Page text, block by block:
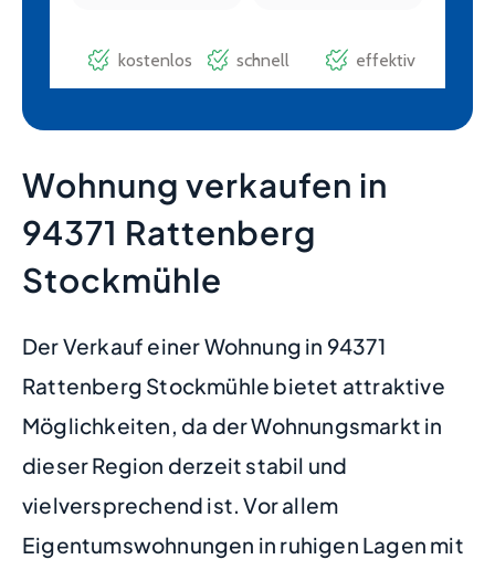
Wohnung verkaufen in
94371 Rattenberg
Stockmühle
Der Verkauf einer Wohnung in 94371
Rattenberg Stockmühle bietet attraktive
Möglichkeiten, da der Wohnungsmarkt in
dieser Region derzeit stabil und
vielversprechend ist. Vor allem
Eigentumswohnungen in ruhigen Lagen mit